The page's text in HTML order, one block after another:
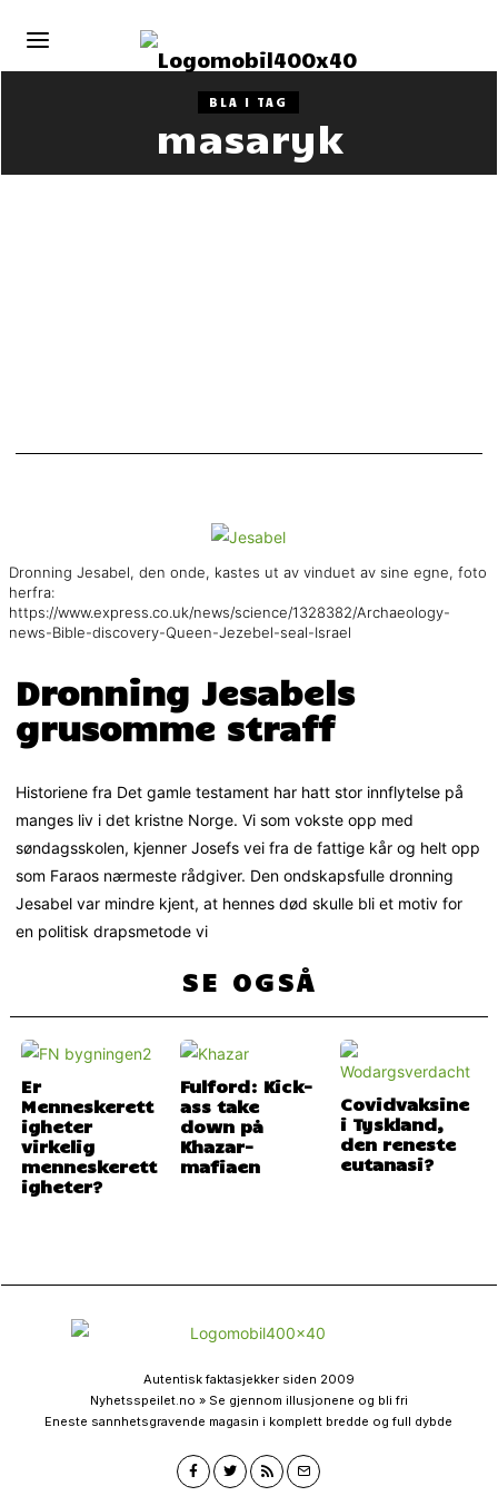
BLA I TAG
masaryk
Dronning Jesabel, den onde, kastes ut av vinduet av sine egne, foto
herfra:
https://www.express.co.uk/news/science/1328382/Archaeology-
news-Bible-discovery-Queen-Jezebel-seal-Israel
Dronning Jesabels
grusomme straff
Historiene fra Det gamle testament har hatt stor innflytelse på
manges liv i det kristne Norge. Vi som vokste opp med
søndagsskolen, kjenner Josefs vei fra de fattige kår og helt opp
som Faraos nærmeste rådgiver. Den ondskapsfulle dronning
Jesabel var mindre kjent, at hennes død skulle bli et motiv for
en politisk drapsmetode vi
SE OGSÅ
Er
Menneskerett
igheter
virkelig
menneskerett
igheter?
Fulford: Kick-
ass take
down på
Khazar-
mafiaen
Covidvaksine
i Tyskland,
den reneste
eutanasi?
Autentisk faktasjekker siden 2009
Nyhetsspeilet.no » Se gjennom illusjonene og bli fri
Eneste sannhetsgravende magasin i komplett bredde og full dybde